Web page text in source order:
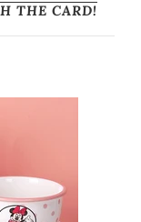
THE CARD!